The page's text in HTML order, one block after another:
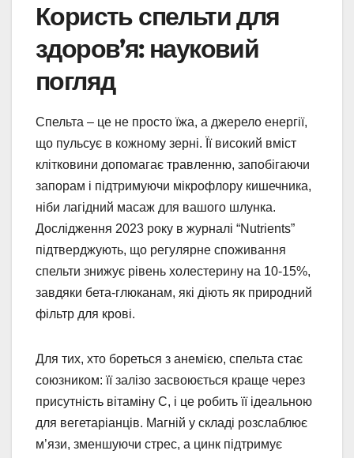
Користь спельти для
здоров’я: науковий
погляд
Спельта – це не просто їжа, а джерело енергії,
що пульсує в кожному зерні. Її високий вміст
клітковини допомагає травленню, запобігаючи
запорам і підтримуючи мікрофлору кишечника,
ніби лагідний масаж для вашого шлунка.
Дослідження 2023 року в журналі “Nutrients”
підтверджують, що регулярне споживання
спельти знижує рівень холестерину на 10-15%,
завдяки бета-глюканам, які діють як природний
фільтр для крові.
Для тих, хто бореться з анемією, спельта стає
союзником: її залізо засвоюється краще через
присутність вітаміну C, і це робить її ідеальною
для вегетаріанців. Магній у складі розслаблює
м’язи, зменшуючи стрес, а цинк підтримує